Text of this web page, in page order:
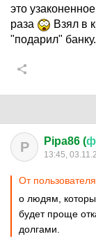
это
раза
Взял в
"подарил" банку.
P Pipa86 (
13:45,
От пользователя
о людям,
будет проще
долгами.